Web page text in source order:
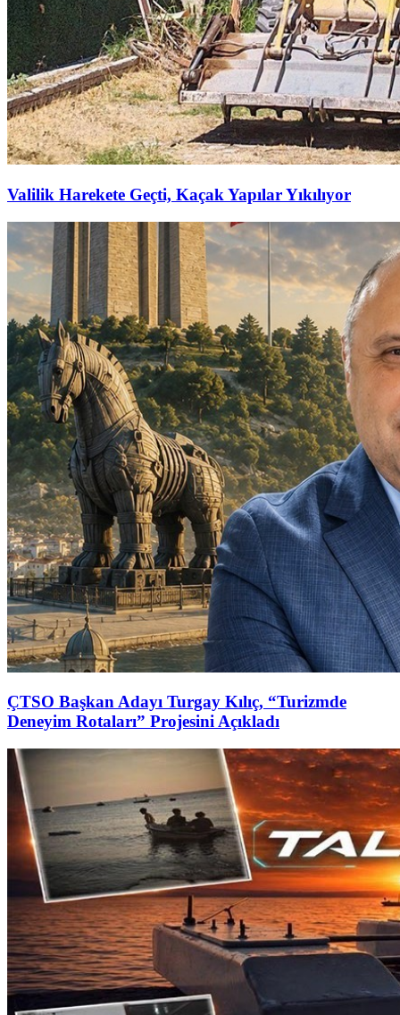
Valilik Harekete Geçti, Kaçak Yapılar Yıkılıyor
ÇTSO Başkan Adayı Turgay Kılıç, “Turizmde
Deneyim Rotaları” Projesini Açıkladı